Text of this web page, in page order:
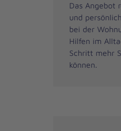
Das Angebot
und
bei der
Hilfen im
Schritt mehr
können.